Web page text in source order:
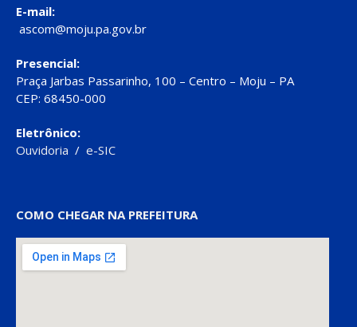
E-mail:
ascom@moju.pa.gov.br
Presencial:
Praça Jarbas Passarinho, 100 – Centro – Moju – PA
CEP: 68450-000
Eletrônico:
Ouvidoria / e-SIC
COMO CHEGAR NA PREFEITURA